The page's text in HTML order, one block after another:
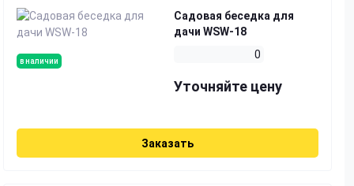
в наличии
Садовая беседка для
дачи WSW-18
0
Уточняйте цену
Заказать